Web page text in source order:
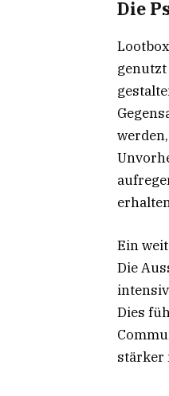
Die
Ein
Die
Dies
stärker